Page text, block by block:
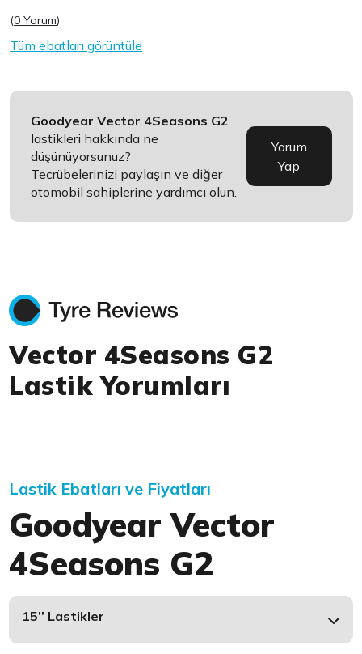
(0 Yorum)
Tüm ebatları görüntüle
Goodyear Vector 4Seasons G2
lastikleri hakkında ne
düşünüyorsunuz?
Tecrübelerinizi paylaşın ve diğer
otomobil sahiplerine yardımcı olun.
Yorum
Yap
Vector 4Seasons G2
Lastik Yorumları
Lastik Ebatları ve Fiyatları
Goodyear Vector
4Seasons G2
15’’ Lastikler